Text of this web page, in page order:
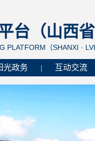
台（山西
PLATFORM（SHANXI ·
光政务 互动交流